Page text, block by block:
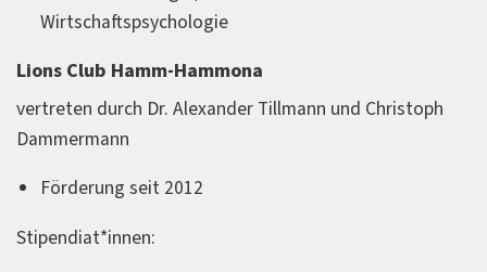
Wirtschaftspsychologie
Lions Club Hamm-Hammona
vertreten durch Dr. Alexander Tillmann und Christoph
Dammermann
Förderung seit 2012
Stipendiat*innen: